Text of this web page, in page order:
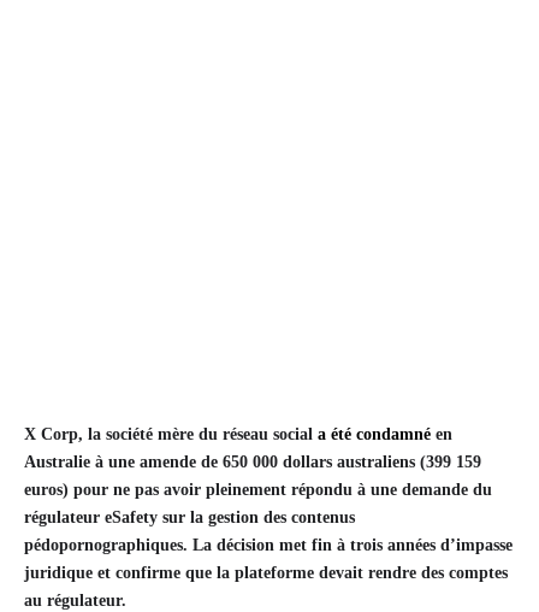
X Corp, la société mère du réseau social a été condamné en
Australie à une amende de 650 000 dollars australiens (399 159
euros) pour ne pas avoir pleinement répondu à une demande du
régulateur eSafety sur la gestion des contenus
pédopornographiques. La décision met fin à trois années d’impasse
juridique et confirme que la plateforme devait rendre des comptes
au régulateur.